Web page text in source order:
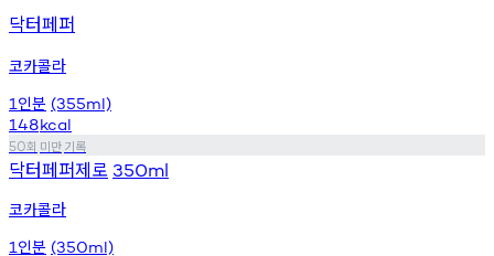
닥터페퍼
코카콜라
1 인분 (355ml)
148kcal
50회 미만기록
닥터페퍼제로 350ml
코카콜라
1 인분 (350ml)